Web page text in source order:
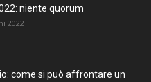
niente quorum
2022
come si può affrontare un